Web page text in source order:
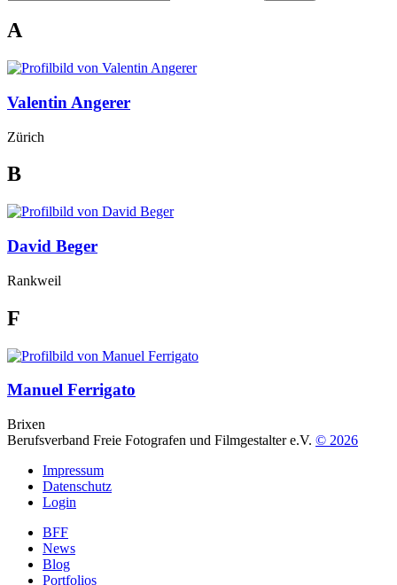
A
Valentin Angerer
Zürich
B
David Beger
Rankweil
F
Manuel Ferrigato
Brixen
Berufsverband Freie Fotografen und Filmgestalter e.V. © 2026
Impressum
Datenschutz
Login
BFF
News
Blog
Portfolios